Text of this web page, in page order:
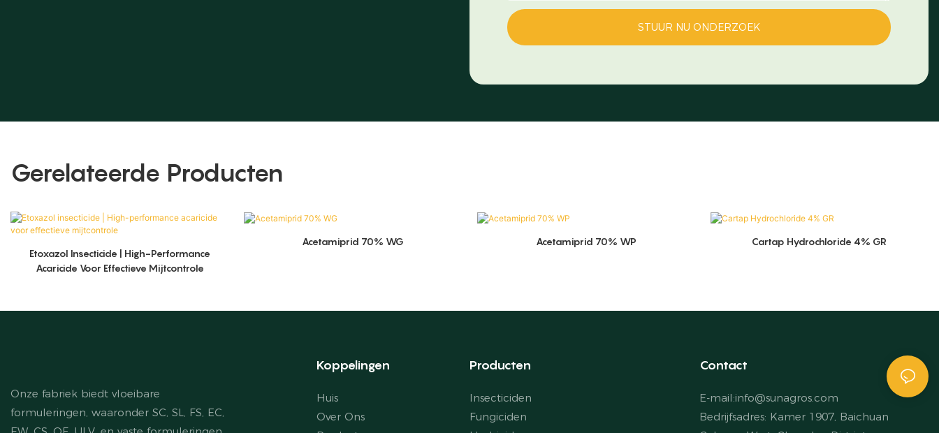
STUUR NU ONDERZOEK
Gerelateerde Producten
Etoxazol Insecticide | High-Performance
Acaricide Voor Effectieve Mijtcontrole
Acetamiprid 70% WG Acetamiprid 70% WP Cartap Hydrochloride 4% GR
Onze fabriek biedt vloeibare
formuleringen, waaronder SC, SL, FS, EC,
Koppelingen
Huis
Over Ons
Producten
Insecticiden
Fungiciden
Contact
E-mail:info@sunagros.com
Bedrijfsadres: Kamer 1907, Baichuan